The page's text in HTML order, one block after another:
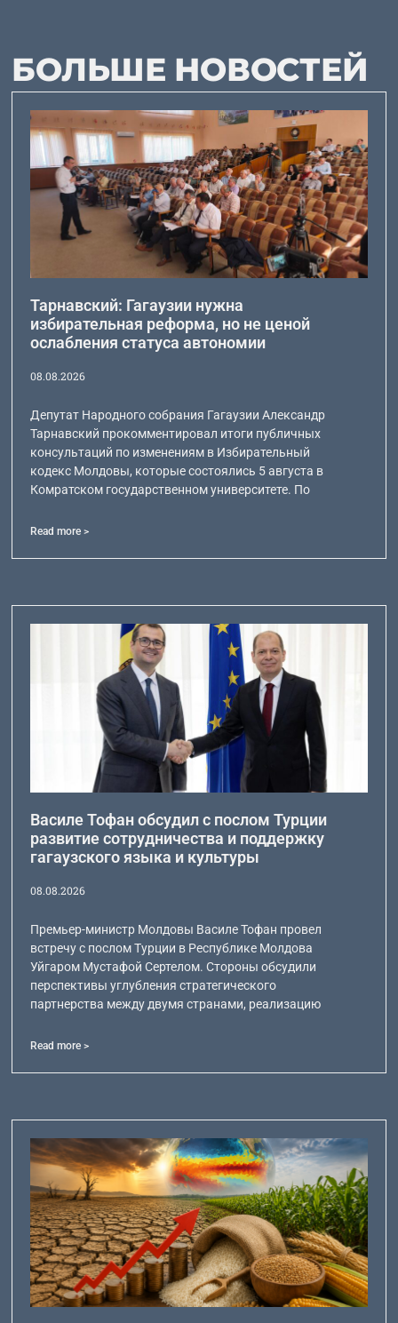
БОЛЬШЕ НОВОСТЕЙ
Тарнавский: Гагаузии нужна
избирательная реформа, но не ценой
ослабления статуса автономии
08.08.2026
Депутат Народного собрания Гагаузии Александр
Тарнавский прокомментировал итоги публичных
консультаций по изменениям в Избирательный
кодекс Молдовы, которые состоялись 5 августа в
Комратском государственном университете. По
Read more >
Василе Тофан обсудил с послом Турции
развитие сотрудничества и поддержку
гагаузского языка и культуры
08.08.2026
Премьер-министр Молдовы Василе Тофан провел
встречу с послом Турции в Республике Молдова
Уйгаром Мустафой Сертелом. Стороны обсудили
перспективы углубления стратегического
партнерства между двумя странами, реализацию
Read more >